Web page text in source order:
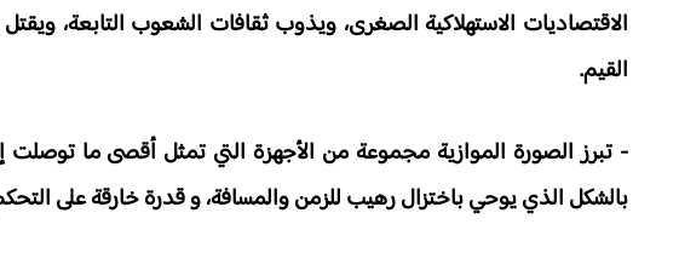
الاقتصاديات الاستهلاكية الصغرى، ويذوب ثقافات الشعوب التابعة،
القيم.
- تبرز الصورة الموازية مجموعة من الأجهزة التي تمثل أقصى ما توصلت
بالشكل الذي يوحي باختزال رهيب للزمن والمسافة، و قدرة خارقة على